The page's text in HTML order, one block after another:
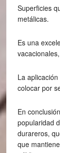
Superficies
metálicas.
Es una
La
colocar por
En
popularidad
durareros,
que